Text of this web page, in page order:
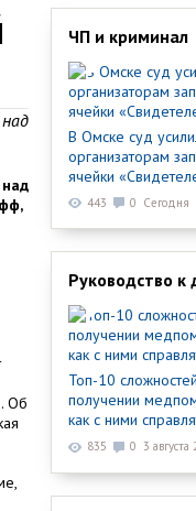
Об
ЧП и криминал
В Омске суд
организаторам
ячейки
443 0 Сегодня
Руководство к
Топ-10
получении
как с ними
835 0 3 августа